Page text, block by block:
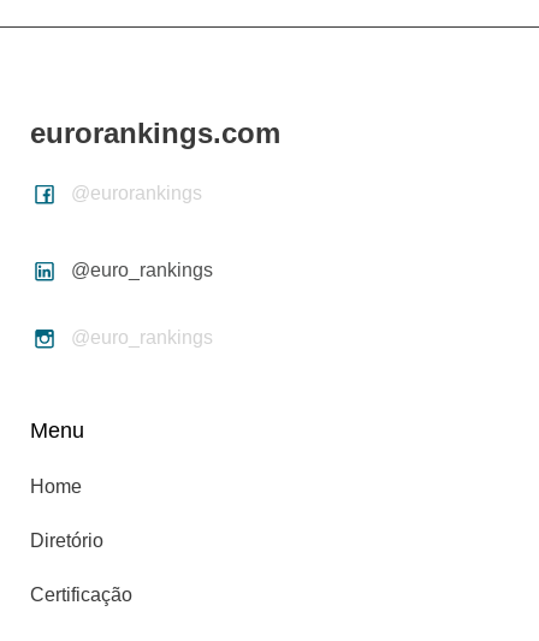
eurorankings.com
@eurorankings
@euro_rankings
@euro_rankings
Menu
Home
Diretório
Certificação